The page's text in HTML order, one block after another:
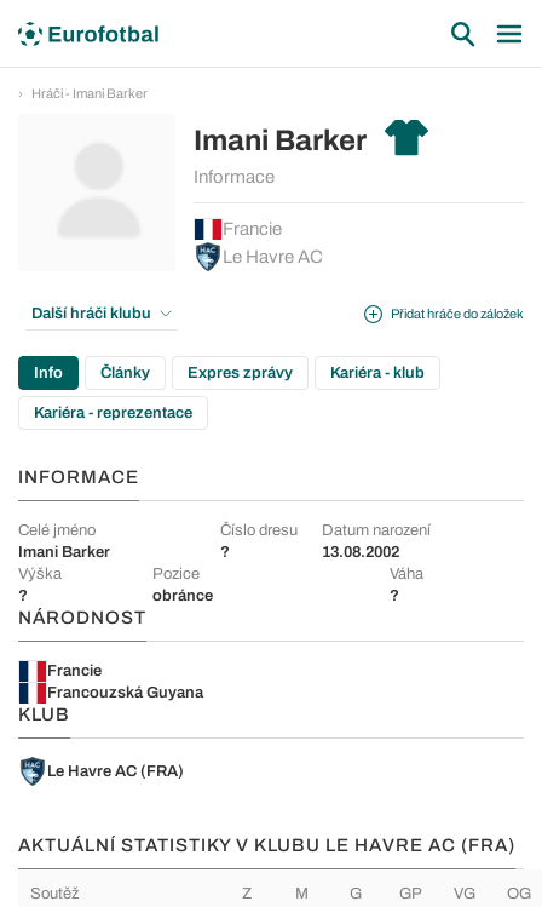
Hráči - Imani Barker
Imani Barker
Informace
Francie
Le Havre AC
Přidat hráče do záložek
Další hráči klubu
Info Články Expres zprávy Kariéra - klub
Kariéra - reprezentace
INFORMACE
Celé jméno
Imani Barker
Číslo dresu
?
Datum narození
13.08.2002
Výška
?
Pozice
obránce
Váha
?
NÁRODNOST
Francie
Francouzská Guyana
KLUB
Le Havre AC (FRA)
AKTUÁLNÍ STATISTIKY V KLUBU LE HAVRE AC (FRA)
Soutěž Z M G GP VG OG